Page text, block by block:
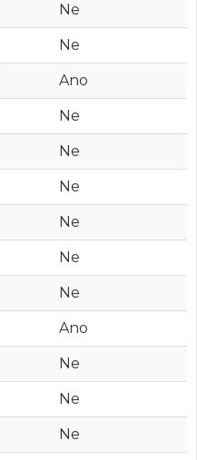
Ne
Ne
Ano
Ne
Ne
Ne
Ne
Ne
Ne
Ano
Ne
Ne
Ne